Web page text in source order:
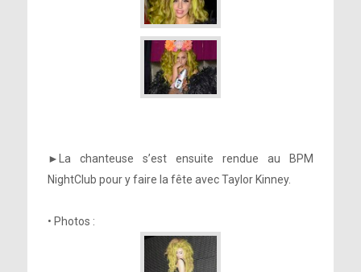
►La chanteuse s’est ensuite rendue au BPM
NightClub pour y faire la fête avec Taylor Kinney.
• Photos :